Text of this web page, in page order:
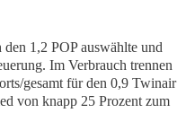
1,2 POP auswählte und
Im Verbrauch trennen
gesamt für den 0,9 Twinair
von knapp 25 Prozent zum